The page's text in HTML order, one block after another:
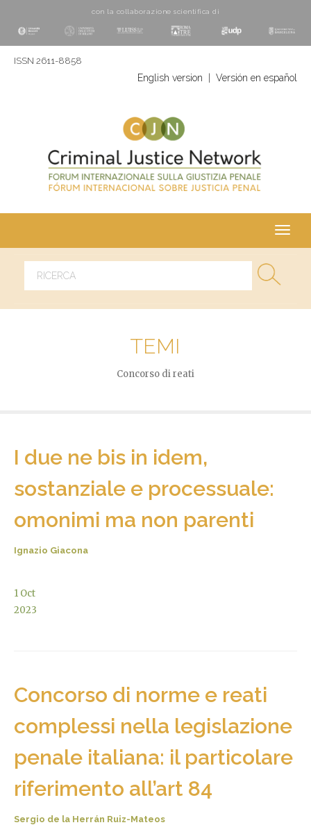
con la collaborazione scientifica di
ISSN 2611-8858
English version Versión en español
TEMI
Concorso di reati
I due ne bis in idem,
sostanziale e processuale:
omonimi ma non parenti
Ignazio Giacona
1 Oct
2023
Concorso di norme e reati
complessi nella legislazione
penale italiana: il particolare
riferimento all’art 84
Sergio de la Herrán Ruiz-Mateos